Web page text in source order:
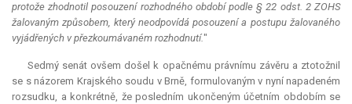
protože zhodnotil posouzení rozhodného období podle § 22 odst. 2 ZOHS
žalovaným způsobem, který neodpovídá posouzení a postupu žalovaného
vyjádřených v přezkoumávaném rozhodnutí."
Sedmý senát ovšem došel k opačnému právnímu závěru a ztotožnil
se s názorem Krajského soudu v Brně, formulovaným v nyní napadeném
rozsudku, a konkrétně, že posledním ukončeným účetním obdobím se